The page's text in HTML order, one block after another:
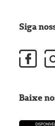
Siga
Baixe